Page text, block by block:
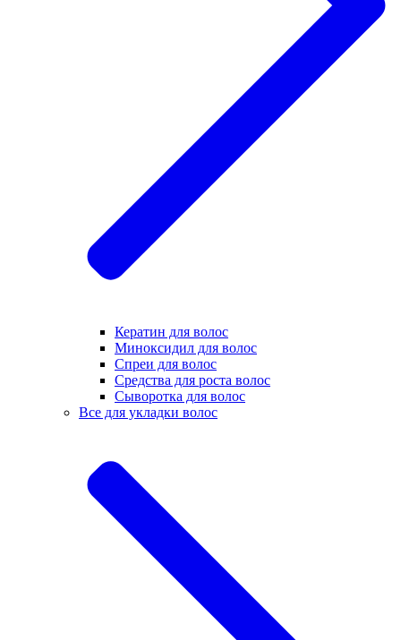
Кератин для волос
Миноксидил для волос
Спреи для волос
Средства для роста волос
Сыворотка для волос
Все для укладки волос